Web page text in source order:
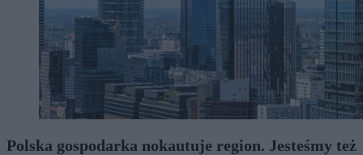
Polska gospodarka nokautuje region. Jesteśmy też